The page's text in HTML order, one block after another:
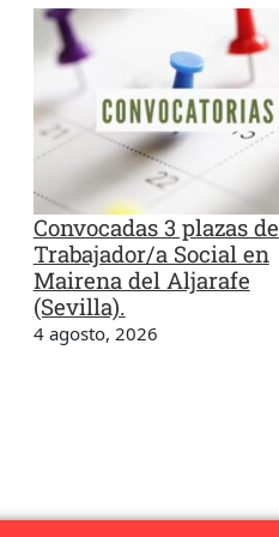
Convocadas 3 plazas de
Trabajador/a Social en
Mairena del Aljarafe
(Sevilla).
4 agosto, 2026